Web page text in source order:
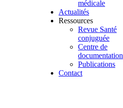
médicale
Actualités
Ressources
Revue Santé
conjuguée
Centre de
documentation
Publications
Contact